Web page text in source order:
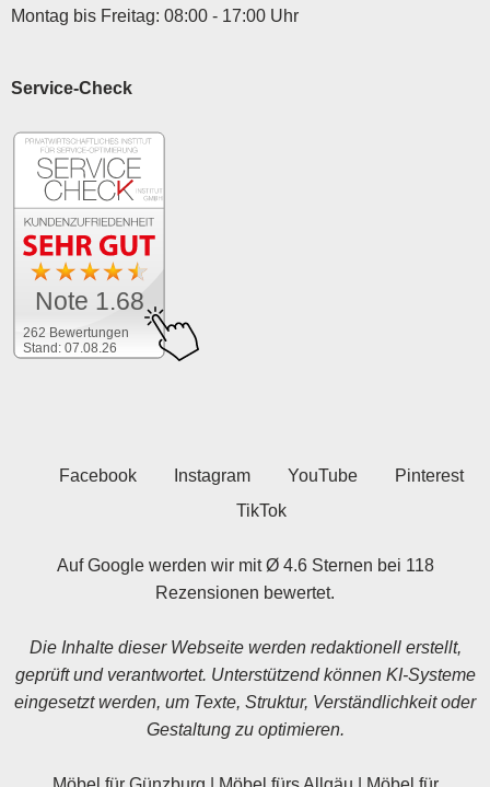
Montag bis Freitag: 08:00 - 17:00 Uhr
Service-Check
262 Bewertungen
Stand: 07.08.26
Note 1.68
Facebook Instagram YouTube
Pinterest
TikTok
Auf Google werden wir mit Ø 4.6 Sternen bei 118
Rezensionen bewertet.
Die Inhalte dieser Webseite werden redaktionell erstellt,
geprüft und verantwortet. Unterstützend können KI-Systeme
eingesetzt werden, um Texte, Struktur, Verständlichkeit oder
Gestaltung zu optimieren.